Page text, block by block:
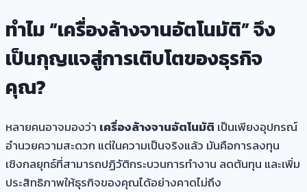
ทำไม “เครื่องล้างจานอัตโนมัติ” จึง
เป็นกุญแจสู่การเติบโตของธุรกิจ
คุณ?
หลายคนอาจมองว่า เครื่องล้างจานอัตโนมัติ เป็นเพียงอุปกรณ์
อำนวยความสะดวก แต่ในความเป็นจริงแล้ว มันคือการลงทุน
เชิงกลยุทธ์ที่สามารถปฏิวัติกระบวนการทำงาน ลดต้นทุน และเพิ่ม
ประสิทธิภาพให้ธุรกิจของคุณได้อย่างคาดไม่ถึง